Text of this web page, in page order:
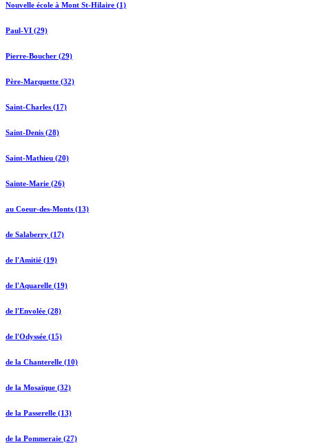
Nouvelle école à Mont St-Hilaire (1)
Paul-VI (29)
Pierre-Boucher (29)
Père-Marquette (32)
Saint-Charles (17)
Saint-Denis (28)
Saint-Mathieu (20)
Sainte-Marie (26)
au Coeur-des-Monts (13)
de Salaberry (17)
de l'Amitié (19)
de l'Aquarelle (19)
de l'Envolée (28)
de l'Odyssée (15)
de la Chanterelle (10)
de la Mosaïque (32)
de la Passerelle (13)
de la Pommeraie (27)